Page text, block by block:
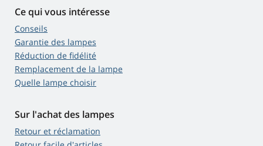
Ce qui vous intéresse
Conseils
Garantie des lampes
Réduction de fidélité
Remplacement de la lampe
Quelle lampe choisir
Sur l'achat des lampes
Retour et réclamation